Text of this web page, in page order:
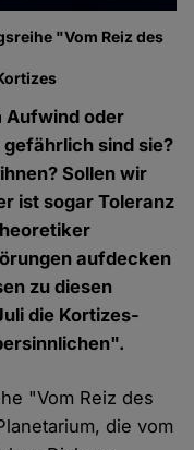
"Vom Reiz des
Aufwind oder
sind sie?
Sollen wir
ist sogar Toleranz
aufdecken
zu diesen
die Kortizes-
"Vom Reiz des
die vom